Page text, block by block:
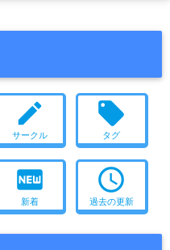
create
サークル
local_offer
タグ
fiber_new
新着
access_time
過去の更新